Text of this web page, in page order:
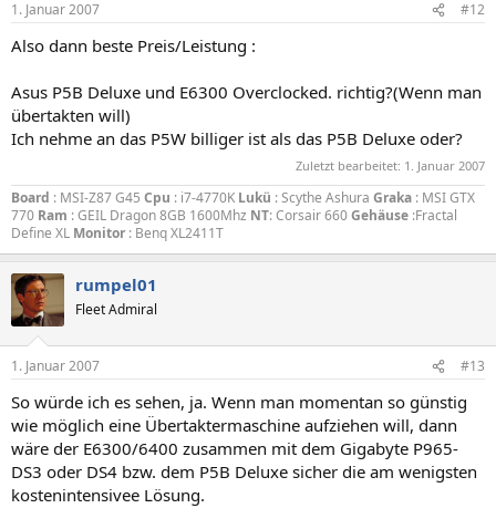
1. Januar 2007 #12
Also dann beste Preis/Leistung :
Asus P5B Deluxe und E6300 Overclocked. richtig?(Wenn man
übertakten will)
Ich nehme an das P5W billiger ist als das P5B Deluxe oder?
Zuletzt bearbeitet: 1. Januar 2007
Board : MSI-Z87 G45 Cpu : i7-4770K Lukü : Scythe Ashura Graka : MSI GTX
770 Ram : GEIL Dragon 8GB 1600Mhz NT: Corsair 660Gehäuse :Fractal
Define XL Monitor : Benq XL2411T
rumpel01
Fleet Admiral
1. Januar 2007 #13
So würde ich es sehen, ja. Wenn man momentan so günstig
wie möglich eine Übertaktermaschine aufziehen will, dann
wäre der E6300/6400 zusammen mit dem Gigabyte P965-
DS3 oder DS4 bzw. dem P5B Deluxe sicher die am wenigsten
kostenintensivee Lösung.